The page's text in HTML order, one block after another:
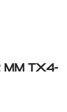
TX4-